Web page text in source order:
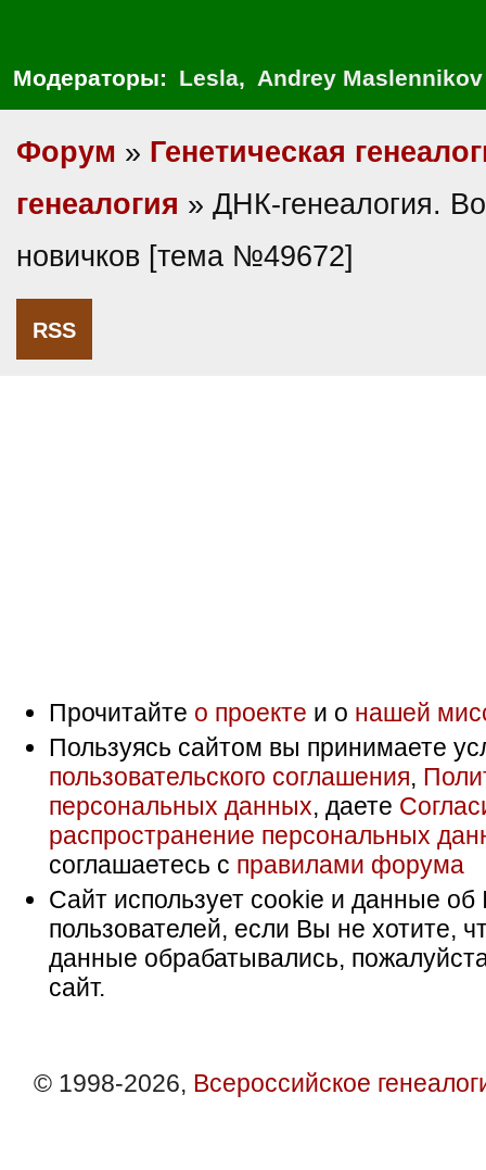
Модераторы: Lesla, Andrey Maslennikov
Форум » Генетическая
генеалогия » ДНК-генеалогия.
новичков [тема №49672]
RSS
Прочитайте о проекте и о нашей
Пользуясь сайтом вы принимаете
пользовательского соглашения,
персональных данных, даете
распространение персональных
соглашаетесь с правилами форума
Сайт использует cookie и данные об
пользователей, если Вы не хотите,
данные обрабатывались,
сайт.
© 1998-2026, Всероссийское